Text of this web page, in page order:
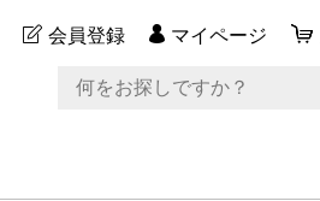
会員登録 マイページ